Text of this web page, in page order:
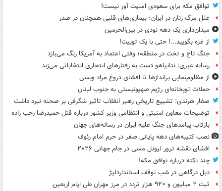
توافق مکه برای سعودی امنیت آور نیست!
علل مرگ زنان در ایران؛ بیماری‌های قلبی همچنان در صدر
میدان‌داری یک دهه نودی در بین‌الحرمین
از غزه بگویید...! حتی با یک توییت!
جنگ تاج و تخت در منطقه؛ وقتی اعتماد به آمریکا رنگ می‌بازد
رسانه عبری: نتانیاهو دست به رفتارهای انتحاری انتخاباتی می‌زند
از مظلوم‌نمایی براندازها تا افشای دروغ مراد ویسی
حملات توپخانه‌ای رژیم صهیونیستی به جنوب لبنان
صفار هرندی: تشییع تاریخی رهبر انقلاب تاثیر شگرفی بر صحنه نبرد داشت
توضیحات معاون امنیتی و انتظامی وزیر کشور درباره قتل حمیدرضا رجب زاده
بازتاب پیامدهای جنگ علیه ایران در رسانه‌های جهان
نصب کتیبه‌های دهه پایانی صفر در حرم امام رئوف
افشای نقشه ترور لیونل مسی در جام جهانی ۲۰۲۶
چند نکته درباره توافق مکه!
دبل درگاهی در شب توقف استانداردلیژ
ثبت ۲ میلیون و ۹۲۰ هزار تردد در مرز مهران طی ایام اربعین